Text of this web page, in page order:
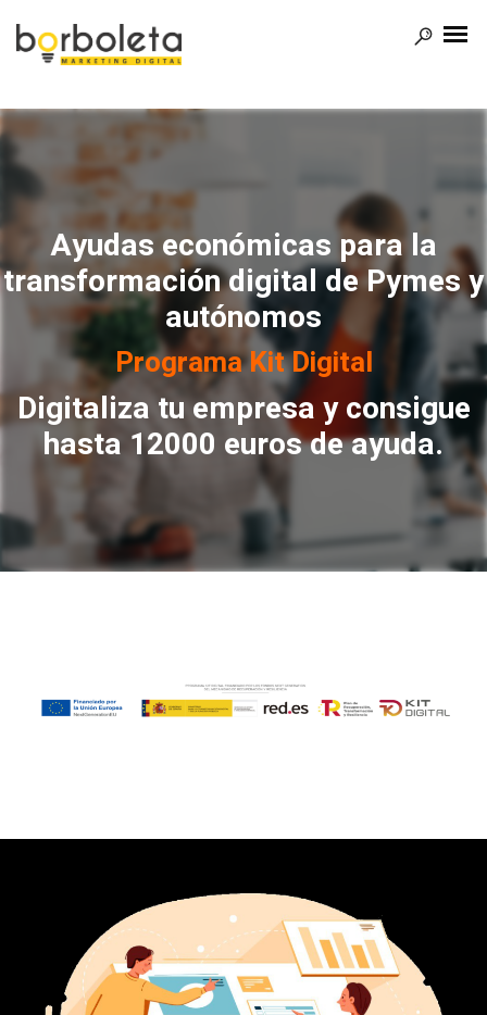
Ayudas económicas para la
transformación digital de Pymes y
autónomos
Programa Kit Digital
Digitaliza tu empresa y consigue
hasta 12000 eurosde ayuda.